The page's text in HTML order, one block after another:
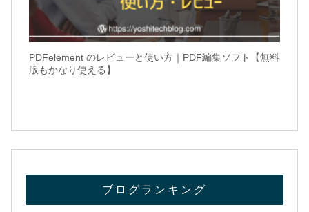
PDFelement のレビューと使い方｜PDF編集ソフト【無料
版もかなり使える】
ブログランキング